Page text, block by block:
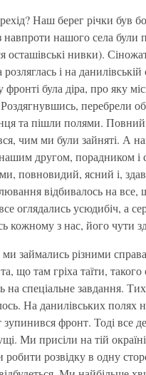
Наш берег річки був
навпроти нашого села
осташівські нивки).
і на
була діра, про яку
перебрели
та пішли полями. Повний
чим ми були зайняті. А
другом, порадником і
повновидий, ясний і,
відбивалось на все,
оглядались усюдибіч, а
кожному з нас, його чути
займались різними
що там гріха таїти,
на спеціальне завдання.
На данилівських полях
зупинився фронт. Тоді все
Ми присіли на тій
робити розвідку в одну